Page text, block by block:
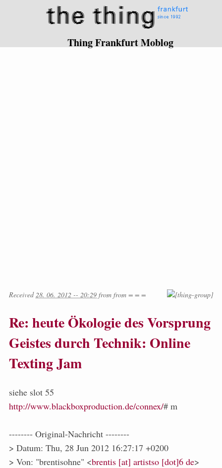
Thing Frankfurt Moblog
Received28. 06. 2012 -- 20:29 from from = = =
Re: heute Ökologie des Vorsprung
Geistes durch Technik: Online
Texting Jam
siehe slot 55
http://www.blackboxproduction.de/connex/# m
-------- Original-Nachricht --------
> Datum: Thu, 28 Jun 2012 16:27:17 +0200
> Von: "brentisohne" <brentis [at] artistso [dot]6 de>